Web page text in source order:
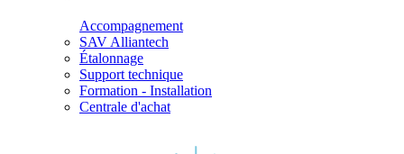
Accompagnement
SAV Alliantech
Étalonnage
Support technique
Formation - Installation
Centrale d'achat